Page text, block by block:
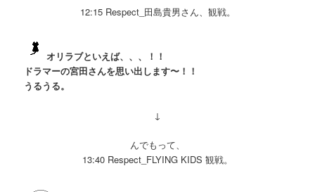
12:15 Respect_田島貴男さん、観戦。
オリラブといえば、、、！！
ドラマーの宮田さんを思い出します〜！！
うるうる。
↓
んでもって、
13:40 Respect_FLYING KIDS 観戦。